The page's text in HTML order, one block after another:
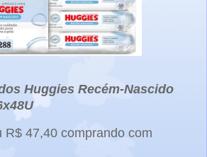
Huggies Recém-Nascido
R$ 47,40 comprando com